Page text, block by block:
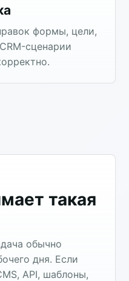
формы, цели,
сценарии
такая
обычно
дня. Если
API, шаблоны,